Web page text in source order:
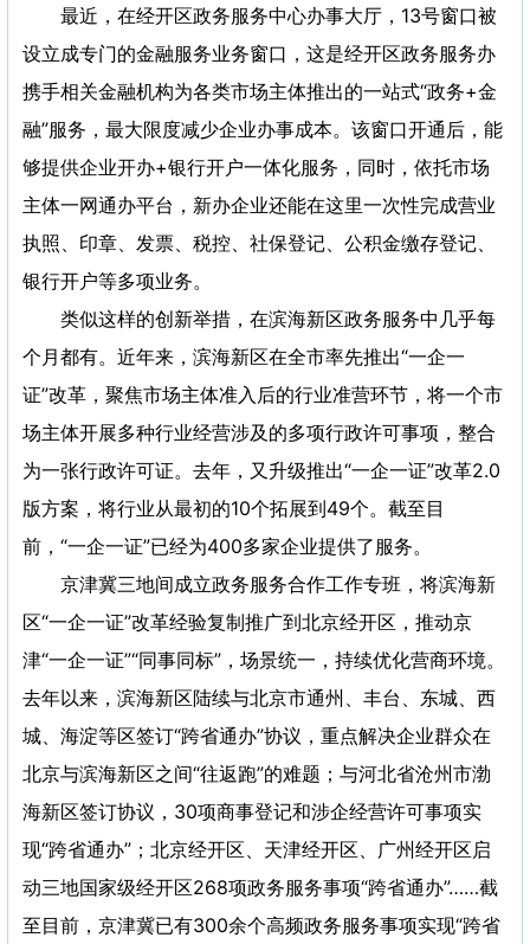
最近，在经开区政务服务中心办事大厅，13号窗口被
设立成专门的金融服务业务窗口，这是经开区政务服务办
携手相关金融机构为各类市场主体推出的一站式“政务+金
融”服务，最大限度减少企业办事成本。该窗口开通后，能
够提供企业开办+银行开户一体化服务，同时，依托市场
主体一网通办平台，新办企业还能在这里一次性完成营业
执照、印章、发票、税控、社保登记、公积金缴存登记、
银行开户等多项业务。
类似这样的创新举措，在滨海新区政务服务中几乎每
个月都有。近年来，滨海新区在全市率先推出“一企一
证”改革，聚焦市场主体准入后的行业准营环节，将一个市
场主体开展多种行业经营涉及的多项行政许可事项，整合
为一张行政许可证。去年，又升级推出“一企一证”改革2.0
版方案，将行业从最初的10个拓展到49个。截至目
前，“一企一证”已经为400多家企业提供了服务。
京津冀三地间成立政务服务合作工作专班，将滨海新
区“一企一证”改革经验复制推广到北京经开区，推动京
津“一企一证”“同事同标”，场景统一，持续优化营商环境。
去年以来，滨海新区陆续与北京市通州、丰台、东城、西
城、海淀等区签订“跨省通办”协议，重点解决企业群众在
北京与滨海新区之间“往返跑”的难题；与河北省沧州市渤
海新区签订协议，30项商事登记和涉企经营许可事项实
现“跨省通办”；北京经开区、天津经开区、广州经开区启
动三地国家级经开区268项政务服务事项“跨省通办”……截
至目前，京津冀已有300余个高频政务服务事项实现“跨省